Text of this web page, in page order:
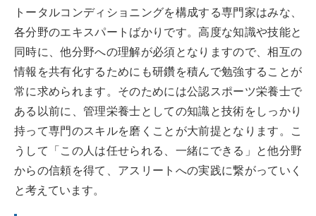
トータルコンディショニングを構成する専門家はみな、
各分野のエキスパートばかりです。高度な知識や技能と
同時に、他分野への理解が必須となりますので、相互の
情報を共有化するためにも研鑽を積んで勉強することが
常に求められます。そのためには公認スポーツ栄養士で
ある以前に、管理栄養士としての知識と技術をしっかり
持って専門のスキルを磨くことが大前提となります。こ
うして「この人は任せられる、一緒にできる」と他分野
からの信頼を得て、アスリートへの実践に繋がっていく
と考えています。